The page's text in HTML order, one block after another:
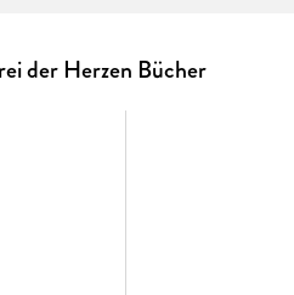
Besuch kommt, bittet Beverly
Doch schon bald lassen
der Herzen Bücher